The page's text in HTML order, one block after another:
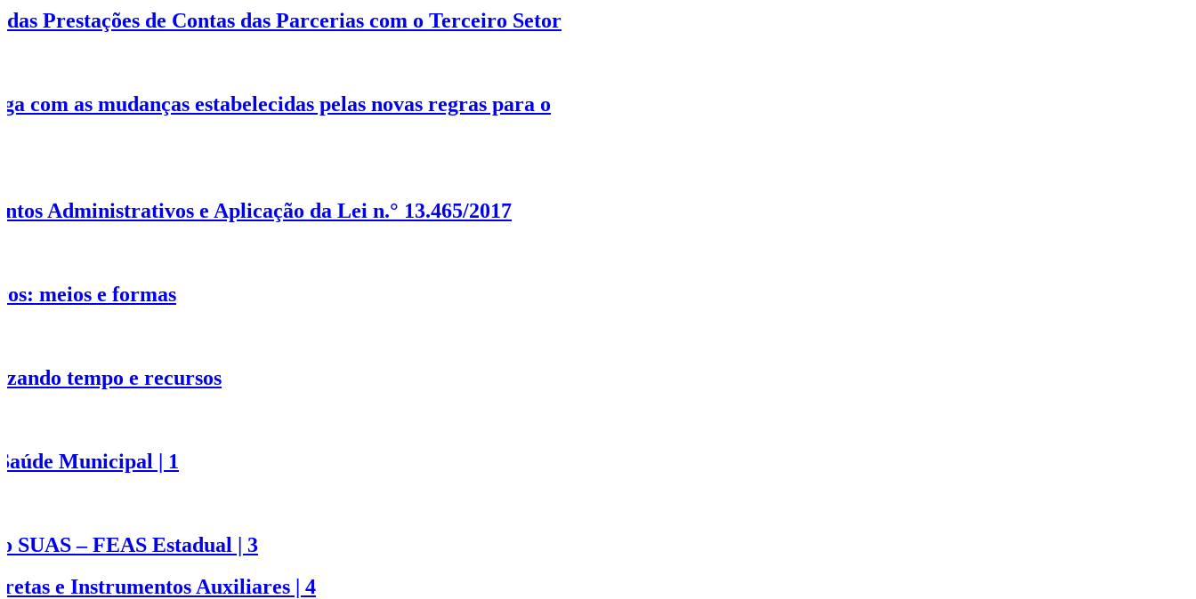
Prestações de Contas das Parcerias com o Terceiro Setor
com as mudanças estabelecidas pelas novas regras para o
Administrativos e Aplicação da Lei n.° 13.465/2017
meios e formas
tempo e recursos
Municipal | 1
SUAS – FEAS Estadual | 3
e Instrumentos Auxiliares | 4